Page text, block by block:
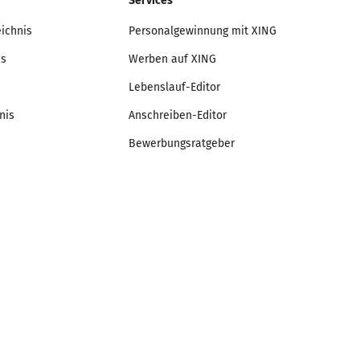
Personalgewinnung mit XING
Werben auf XING
Lebenslauf-Editor
Anschreiben-Editor
Bewerbungsratgeber